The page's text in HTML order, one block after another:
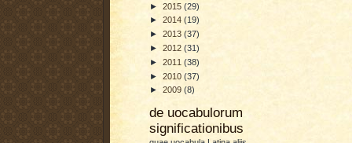
► 2015 (29)
► 2014 (19)
► 2013 (37)
► 2012 (31)
► 2011 (38)
► 2010 (37)
► 2009 (8)
de uocabulorum
significationibus